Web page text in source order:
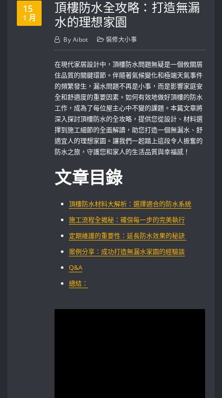
15
1 月
頂樓防水全攻略：打造無漏
水的理想家園
By Aibot 裝修大小事
在現代家居設計中，頂樓防水問題無疑是一個攸關居
住品質的關鍵環節。伴隨著氣候變化和極端天氣事件
的頻繁發生，漏水問題不再是小事，而是影響家庭安
全和舒適度的重要因素。如何有效地做好頂樓的防水
工作，成為了每位屋主心中不變的課題。本篇文章將
深入探討頂樓防水的全攻略，提供您從設計、材料選
擇到施工細節的全面解讀，助您打造一個無漏水、舒
適宜人的理想家園。讓我們一起踏上這段令人振奮的
防水之旅，守護您和家人的生活品質與幸福感！
文章目錄
頂樓防水材料大解析：選擇適合的防水系統
施工流程全揭秘：確保每一步的完美執行
定期維護的重要性：延長防水效果的秘訣 ‌
案例分享：成功打造無漏水家園的經驗談
Q&A
總結：